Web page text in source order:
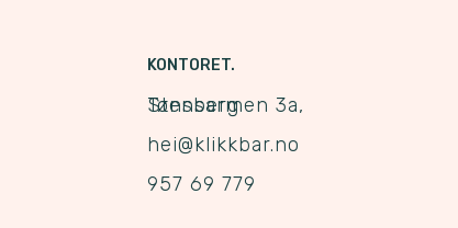
KONTORET.
Stensarmen 3a, Tønsberg
hei@klikkbar.no
957 69 779